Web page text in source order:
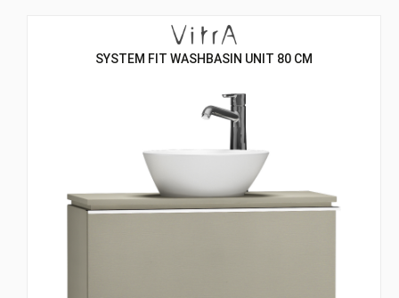
SYSTEM FIT WASHBASIN UNIT 80 CM